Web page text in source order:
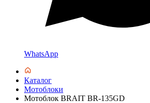
WhatsApp
Каталог
Мотоблоки
Мотоблок BRAIT BR-135GD